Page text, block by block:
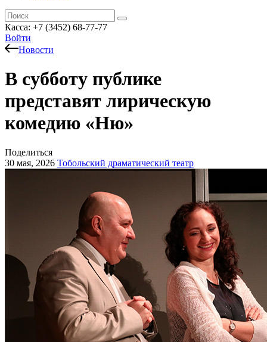
Касса: +7 (3452) 68-77-77
Войти
Новости
В субботу публике
представят лирическую
комедию «Ню»
Поделиться
30 мая, 2026 Тобольский драматический театр